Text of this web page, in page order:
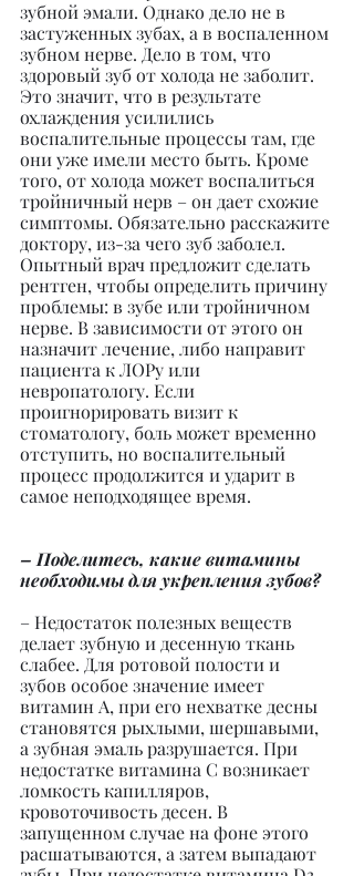
зубной эмали. Однако дело не в
застуженных зубах, а в воспаленном
зубном нерве. Дело в том, что
здоровый зуб от холода не заболит.
Это значит, что в результате
охлаждения усилились
воспалительные процессы там, где
они уже имели место быть. Кроме
того, от холода может воспалиться
тройничный нерв – он дает схожие
симптомы. Обязательно расскажите
доктору, из-за чего зуб заболел.
Опытный врач предложит сделать
рентген, чтобы определить причину
проблемы: в зубе или тройничном
нерве. В зависимости от этого он
назначит лечение, либо направит
пациента к ЛОРу или
невропатологу. Если
проигнорировать визит к
стоматологу, боль может временно
отступить, но воспалительный
процесс продолжится и ударит в
самое неподходящее время.
– Поделитесь, какие витамины
необходимы для укрепления зубов?
– Недостаток полезных веществ
делает зубную и десенную ткань
слабее. Для ротовой полости и
зубов особое значение имеет
витамин А, при его нехватке десны
становятся рыхлыми, шершавыми,
а зубная эмаль разрушается. При
недостатке витамина С возникает
ломкость капилляров,
кровоточивость десен. В
запущенном случае на фоне этого
расшатываются, а затем выпадают